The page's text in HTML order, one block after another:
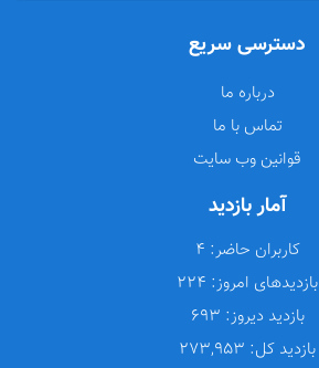
دسترسی سریع
درباره ما
تماس با ما
قوانین وب سایت
آمار بازدید
کاربران حاضر:
بازدیدهای امروز:
بازدید دیروز:
بازدید کل: